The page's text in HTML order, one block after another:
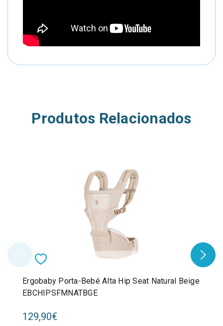
Produtos Relacionados
Ergobaby Porta-Bebé Alta Hip Seat Natural Beige
EBCHIPSFMNATBGE
129,90€